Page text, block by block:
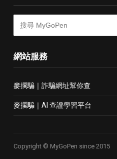
網站服務
麥擱騙｜詐騙網址幫你查
麥擱騙｜AI 查證學習平台
Copyright © MyGoPen since 2015